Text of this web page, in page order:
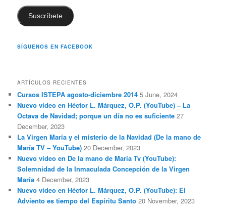
Suscríbete
SÍGUENOS EN FACEBOOK
ARTÍCULOS RECIENTES
Cursos ISTEPA agosto-diciembre 2014 5 June, 2024
Nuevo vídeo en Héctor L. Márquez, O.P. (YouTube) – La
Octava de Navidad; porque un día no es suficiente 27
December, 2023
La Virgen María y el misterio de la Navidad (De la mano de
María TV – YouTube) 20 December, 2023
Nuevo vídeo en De la mano de María Tv (YouTube):
Solemnidad de la Inmaculada Concepción de la Virgen
María 4 December, 2023
Nuevo vídeo en Héctor L. Márquez, O.P. (YouTube): El
Adviento es tiempo del Espíritu Santo 20 November, 2023